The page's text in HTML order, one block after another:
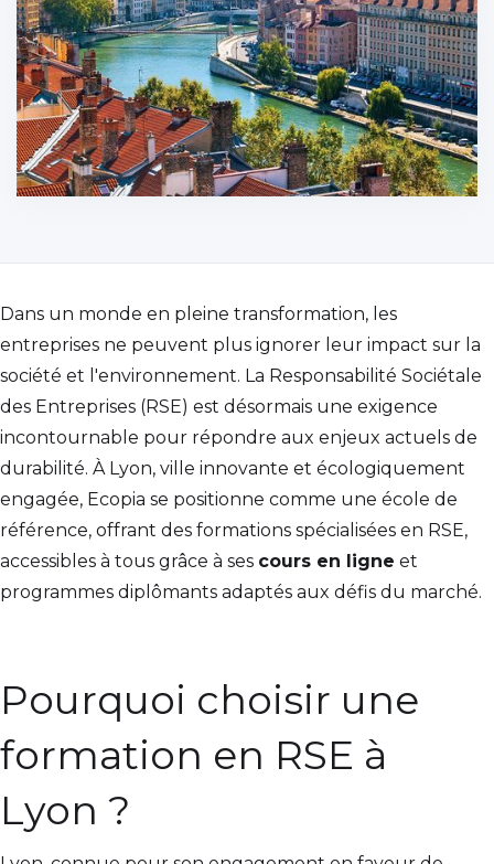
Dans un monde en pleine transformation, les
entreprises ne peuvent plus ignorer leur impact sur la
société et l'environnement. La Responsabilité Sociétale
des Entreprises (RSE) est désormais une exigence
incontournable pour répondre aux enjeux actuels de
durabilité. À Lyon, ville innovante et écologiquement
engagée, Ecopia se positionne comme une école de
référence, offrant des formations spécialisées en RSE,
accessibles à tous grâce à ses cours en ligne et
programmes diplômants adaptés aux défis du marché.
Pourquoi choisir une
formation en RSE à
Lyon ?